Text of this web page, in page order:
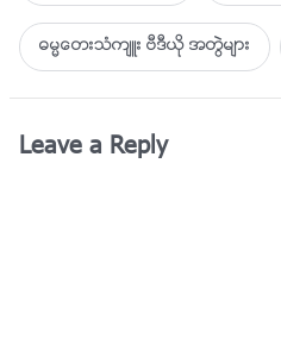
ဓမၼေတးသံက်ဴး ဗီဒီယို အတြဲမ်ား
Leave a Reply